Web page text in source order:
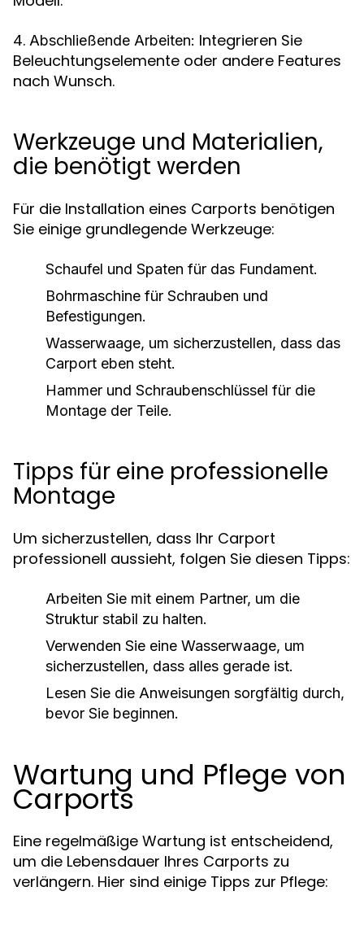
4. Abschließende Arbeiten: Integrieren Sie
Beleuchtungselemente oder andere Features
nach Wunsch.
Werkzeuge und Materialien,
die benötigt werden
Für die Installation eines Carports benötigen
Sie einige grundlegende Werkzeuge:
Schaufel und Spaten für das Fundament.
Bohrmaschine für Schrauben und
Befestigungen.
Wasserwaage, um sicherzustellen, dass das
Carport eben steht.
Hammer und Schraubenschlüssel für die
Montage der Teile.
Tipps für eine professionelle
Montage
Um sicherzustellen, dass Ihr Carport
professionell aussieht, folgen Sie diesen Tipps:
Arbeiten Sie mit einem Partner, um die
Struktur stabil zu halten.
Verwenden Sie eine Wasserwaage, um
sicherzustellen, dass alles gerade ist.
Lesen Sie die Anweisungen sorgfältig durch,
bevor Sie beginnen.
Wartung und Pflege von
Carports
Eine regelmäßige Wartung ist entscheidend,
um die Lebensdauer Ihres Carports zu
verlängern. Hier sind einige Tipps zur Pflege: